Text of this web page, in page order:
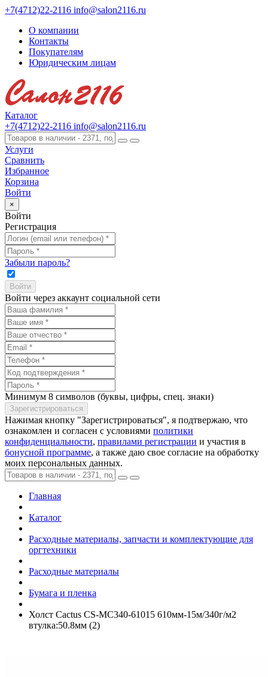
+7(4712)22-2116 info@salon2116.ru
О компании
Контакты
Покупателям
Юридическим лицам
Каталог
+7(4712)22-2116 info@salon2116.ru
Услуги
Сравнить
Избранное
Корзина
Войти
×
Войти
Регистрация
Забыли пароль?
Войти через аккаунт социальной сети
Минимум 8 символов (буквы, цифры, спец. знаки)
Нажимая кнопку "Зарегистрироваться", я подтвержаю, что
ознакомлен и согласен с условиями политики
конфиденциальности, правилами регистрации и участия в
бонусной программе, а также даю свое согласие на обработку
моих персональных данных.
Главная
Каталог
Расходные материалы, запчасти и комплектующие для
оргтехники
Расходные материалы
Бумага и пленка
Холст Cactus CS-MC340-61015 610мм-15м/­340г/­м2
втулка:50.8мм (2)